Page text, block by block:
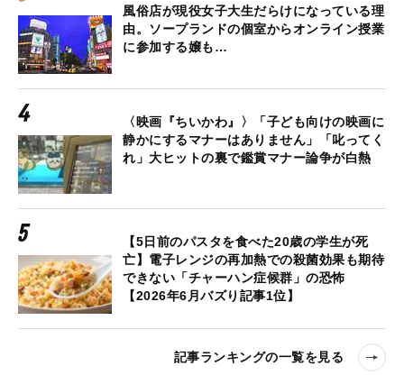
風俗店が現役女子大生だらけになっている理
由。ソープランドの個室からオンライン授業
に参加する嬢も…
〈映画『ちいかわ』〉「子ども向けの映画に
静かにするマナーはありません」「叱ってく
れ」大ヒットの裏で鑑賞マナー論争が白熱
【5日前のパスタを食べた20歳の学生が死
亡】電子レンジの再加熱での殺菌効果も期待
できない「チャーハン症候群」の恐怖
【2026年6月バズり記事1位】
記事ランキングの一覧を見る